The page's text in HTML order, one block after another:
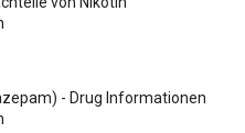
- Drug Informationen